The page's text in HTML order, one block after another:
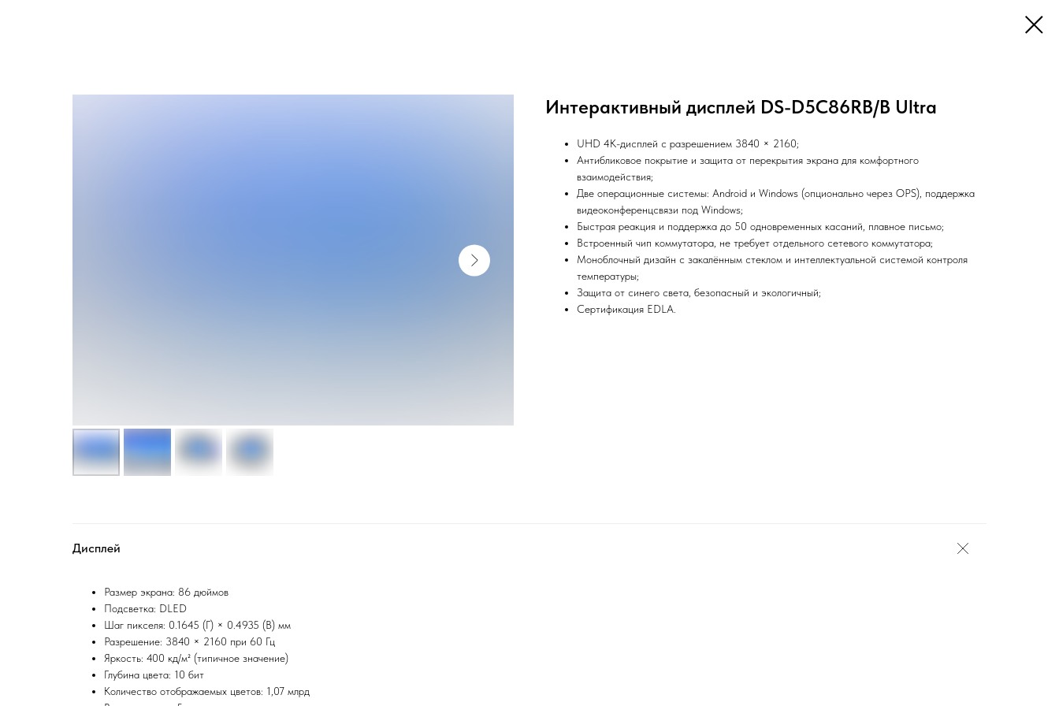
Интерактивный дисплей DS-D5C86RB/B Ultra
UHD 4K-дисплей с разрешением 3840 × 2160;
Антибликовое покрытие и защита от перекрытия экрана для комфортного
взаимодействия;
Две операционные системы: Android и Windows (опционально через OPS), поддержка
видеоконференцсвязи под Windows;
Быстрая реакция и поддержка до 50 одновременных касаний, плавное письмо;
Встроенный чип коммутатора, не требует отдельного сетевого коммутатора;
Моноблочный дизайн с закалённым стеклом и интеллектуальной системой контроля
температуры;
Защита от синего света, безопасный и экологичный;
Сертификация EDLA.
Дисплей
Размер экрана: 86 дюймов
Подсветка: DLED
Шаг пикселя: 0.1645 (Г) × 0.4935 (В) мм
Разрешение: 3840 × 2160 при 60 Гц
Яркость: 400 кд/м² (типичное значение)
Глубина цвета: 10 бит
Количество отображаемых цветов: 1,07 млрд